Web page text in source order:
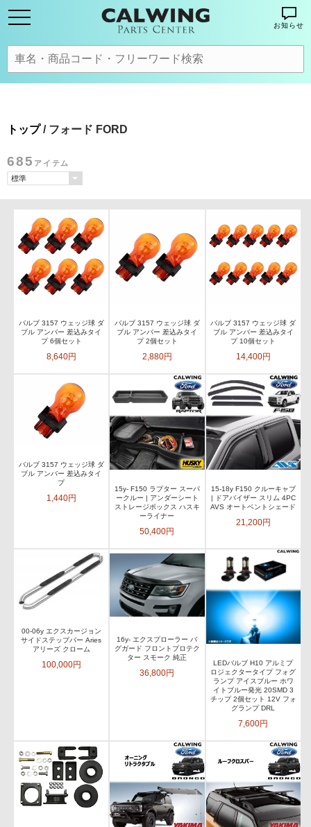
お知らせ
トップ/ フォード FORD
685 アイテム
バルブ 3157 ウェッジ球 ダ
ブル アンバー 差込みタイ
プ 6個セット
8,640円
バルブ 3157 ウェッジ球 ダ
ブル アンバー 差込みタイ
プ 2個セット
2,880円
バルブ 3157 ウェッジ球 ダ
ブル アンバー 差込みタイ
プ 10個セット
14,400円
バルブ 3157 ウェッジ球 ダ
ブル アンバー 差込みタイ
プ
1,440円
15y- F150 ラプター スーパ
ークルー | アンダーシート
ストレージボックス ハスキ
ーライナー
50,400円
15-18y F150 クルーキャブ
| ドアバイザー スリム 4PC
AVS オートベントシェード
21,200円
00-06y エクスカージョン
サイドステップバー Aries
アリーズ クローム
100,000円
16y- エクスプローラー バ
グガード フロントプロテク
ター スモーク 純正
36,800円
LEDバルブ H10 アルミプ
ロジェクタータイプ フォグ
ランプ アイスブルー ホワ
イトブルー発光 20SMD 3
チップ 2個セット 12V フォ
グランプ DRL
7,600円